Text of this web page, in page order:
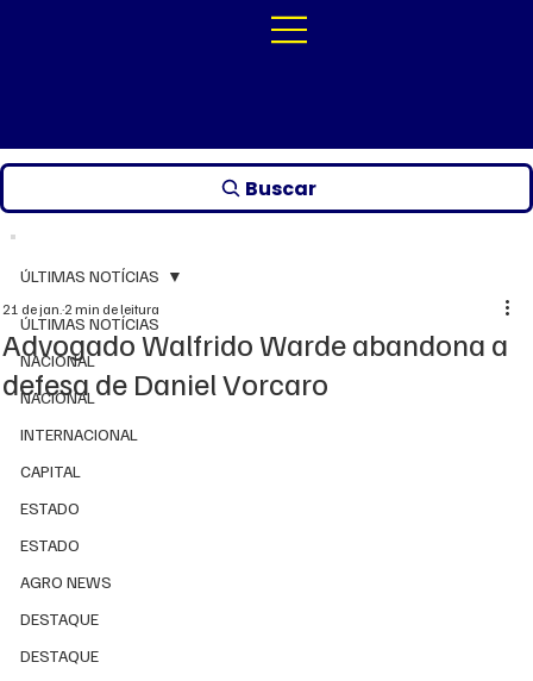
Buscar
ÚLTIMAS NOTÍCIAS
NACIONAL
NACIONAL
INTERNACIONAL
CAPITAL
ESTADO
ESTADO
AGRO NEWS
DESTAQUE
DESTAQUE
ÚLTIMAS NOTÍCIAS
Advogado Walfrido Warde abandona a
defesa de Daniel Vorcaro
21 de jan.2 min de leitura